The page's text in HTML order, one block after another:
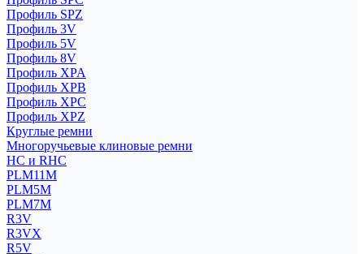
Профиль SPZ
Профиль 3V
Профиль 5V
Профиль 8V
Профиль XPA
Профиль XPB
Профиль XPC
Профиль XPZ
Круглые ремни
Многоручьевые клиновые ремни
HC и RHC
PLM11M
PLM5M
PLM7M
R3V
R3VX
R5V